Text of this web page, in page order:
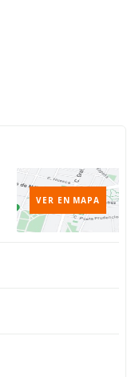
VER EN MAPA